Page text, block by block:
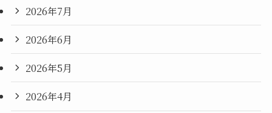
2026年7月
2026年6月
2026年5月
2026年4月